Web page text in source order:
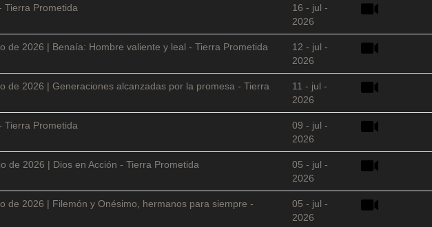
Tierra Prometida
16 - jul -
2026
de 2026 | Benaía: Hombre valiente y leal - Tierra Prometida
12 - jul -
2026
de 2026 | Generaciones alcanzadas por la promesa - Tierra
11 - jul -
2026
Tierra Prometida
09 - jul -
2026
de 2026 | Dios en Acción - Tierra Prometida
05 - jul -
2026
de 2026 | Filemón y Onésimo, hermanos para siempre -
05 - jul -
2026